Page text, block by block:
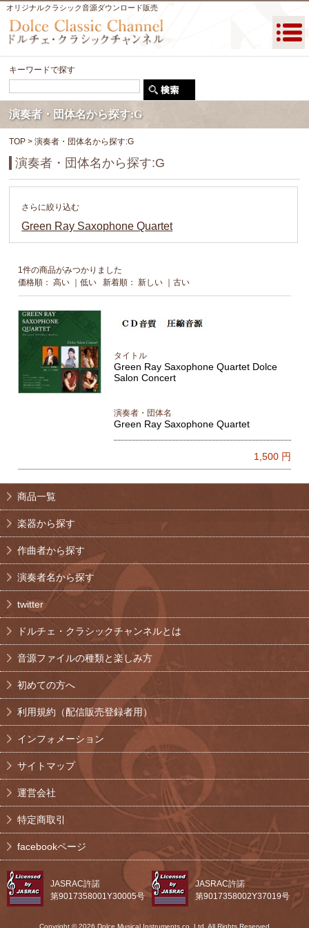
オリジナルクラシック音源ダウンロード販売
キーワードで探す
演奏者・団体名から探す:G
TOP > 演奏者・団体名から探す:G
演奏者・団体名から探す:G
さらに絞り込む
Green Ray Saxophone Quartet
1件の商品がみつかりました
価格順：高い ｜低い 新着順：新しい ｜古い
タイトル
Green Ray Saxophone Quartet Dolce
Salon Concert
演奏者・団体名
Green Ray Saxophone Quartet
1,500円
商品一覧
楽器から探す
作曲者から探す
演奏者名から探す
twitter
ドルチェ・クラシックチャンネルとは
音源ファイルの種類と楽しみ方
初めての方へ
利用規約（配信販売登録者用）
インフォメーション
サイトマップ
運営会社
特定商取引
facebookページ
JASRAC許諾
第9017358001Y30005号
JASRAC許諾
第9017358002Y37019号
Copyright © 2026 Dolce Musical Instruments co.,Ltd. All Rights Reserved